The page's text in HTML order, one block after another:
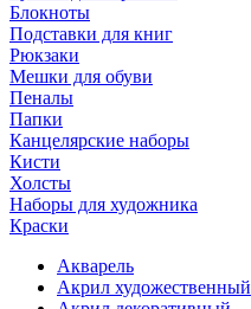
Блокноты
Подставки для книг
Рюкзаки
Мешки для обуви
Пеналы
Папки
Канцелярские наборы
Кисти
Холсты
Наборы для художника
Краски
Акварель
Акрил художественный